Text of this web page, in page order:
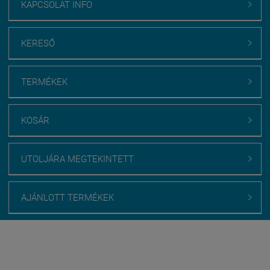
KAPCSOLAT INFO 
KERESŐ 
TERMÉKEK 
KOSÁR 
UTOLJÁRA MEGTEKINTETT 
AJÁNLOTT TERMÉKEK 